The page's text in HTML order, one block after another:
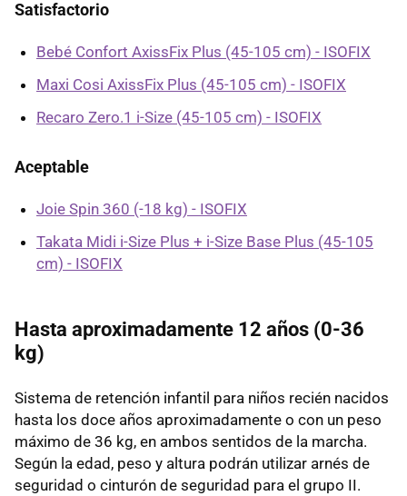
Satisfactorio
Bebé Confort AxissFix Plus (45-105 cm) - ISOFIX
Maxi Cosi AxissFix Plus (45-105 cm) - ISOFIX
Recaro Zero.1 i-Size (45-105 cm) - ISOFIX
Aceptable
Joie Spin 360 (-18 kg) - ISOFIX
Takata Midi i-Size Plus + i-Size Base Plus (45-105
cm) - ISOFIX
Hasta aproximadamente 12 años (0-36
kg)
Sistema de retención infantil para niños recién nacidos
hasta los doce años aproximadamente o con un peso
máximo de 36 kg, en ambos sentidos de la marcha.
Según la edad, peso y altura podrán utilizar arnés de
seguridad o cinturón de seguridad para el grupo II.